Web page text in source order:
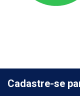
Cadastre-se